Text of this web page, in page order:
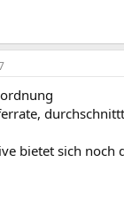
bietet sich noch